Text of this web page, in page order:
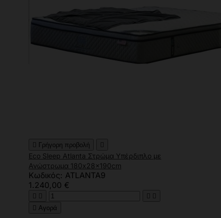
 Γρήγορη προβολή 
Eco Sleep Atlanta Στρώμα Υπέρδιπλο με
Ανώστρωμα 180x28x190cm
Κωδικός: ATLANTA9
1.240,00 €
   
 Αγορά